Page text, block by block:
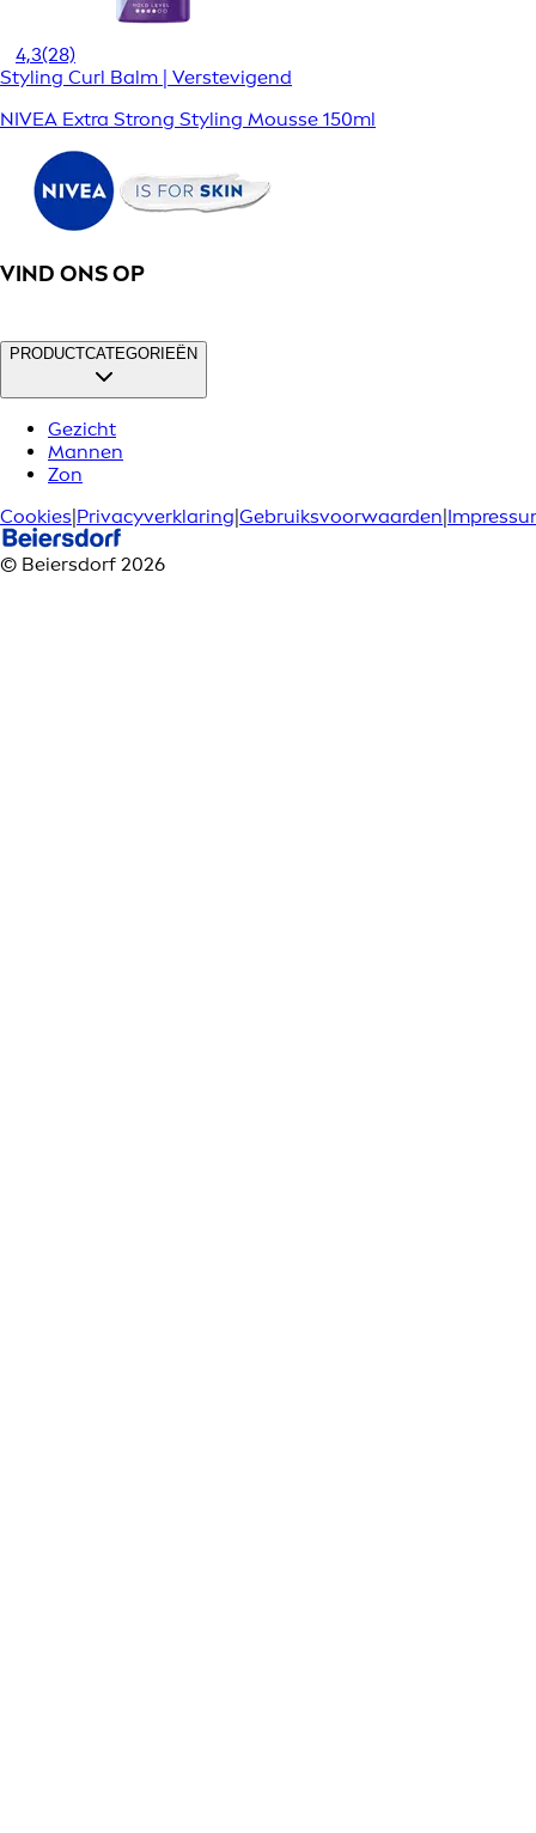
4,3(28)
Styling Curl Balm | Verstevigend
NIVEA Extra Strong Styling Mousse 150ml
VIND ONS OP
PRODUCTCATEGORIEËN
Gezicht
Mannen
Zon
Cookies|Privacyverklaring|Gebruiksvoorwaarden|
© Beiersdorf 2026